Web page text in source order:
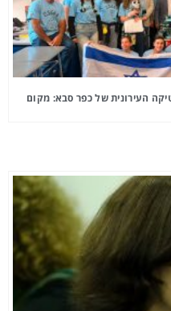
העירונית של כפר סבא: מקום